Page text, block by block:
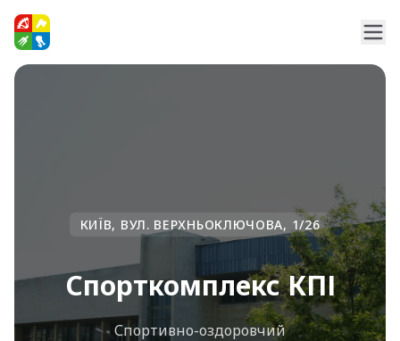
КИЇВ, ВУЛ. ВЕРХНЬОКЛЮЧОВА, 1/26
Спорткомплекс КПІ
Спортивно-оздоровчий